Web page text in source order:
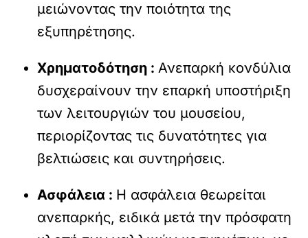
μειώνοντας την ποιότητα της
εξυπηρέτησης.
Χρηματοδότηση :Ανεπαρκή κονδύλια
δυσχεραίνουν την επαρκή υποστήριξη
των λειτουργιών του μουσείου,
περιορίζοντας τις δυνατότητες για
βελτιώσεις και συντηρήσεις.
Ασφάλεια : Η ασφάλεια θεωρείται
ανεπαρκής, ειδικά μετά την πρόσφατη